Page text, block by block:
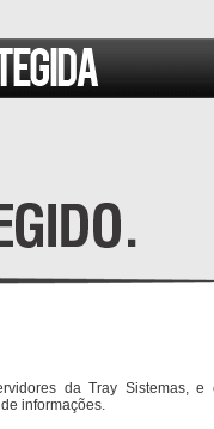
da Tray Sistemas, e
informações.